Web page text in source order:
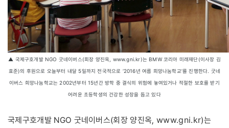
▲ 국제구호개발 NGO 굿네이버스(회장 양진옥, www.gni.kr)는 BMW 코리아 미래재단(이사장 김
효준)의 후원으로 오늘부터 내달 5일까지 전국적으로 ‘2016년 여름 희망나눔학교’를 진행한다. 굿네
이버스 희망나눔학교는 2002년부터 15년간 방학 중 결식의 위험에 놓여있거나 적절한 보호를 받기
어려운 초등학생의 건강한 성장을 돕고 있다
국제구호개발 NGO 굿네이버스(회장 양진옥, www.gni.kr)는